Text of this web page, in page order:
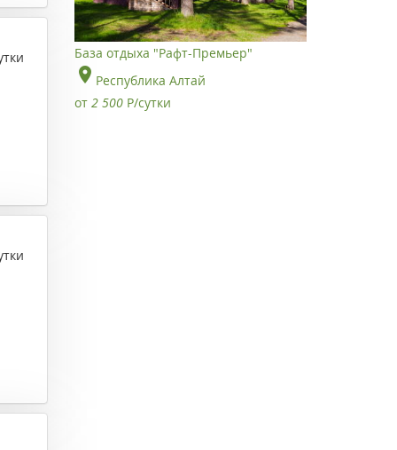
База отдыха "Рафт-Премьер"
Республика Алтай
от 2 500 Р/сутки